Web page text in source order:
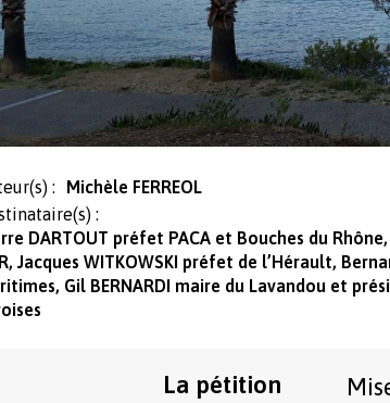
:
Michèle FERREOL
:
DARTOUT préfet PACA et Bouches du
Jacques WITKOWSKI préfet de l’Hérault,
Gil BERNARDI maire du Lavandou et
La pétition